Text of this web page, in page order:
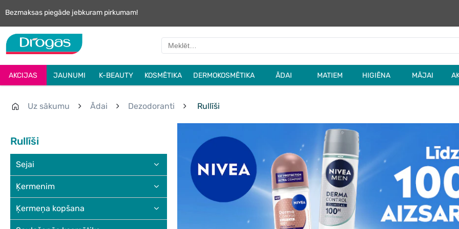
Bezmaksas piegāde jebkuram pirkumam!
AKCIJAS JAUNUMI K-BEAUTY KOSMĒTIKA DERMOKOSMĒTIKA ĀDAI MATIEM HIGIĒNA MĀJAI
Uz sākumu Ādai Dezodoranti Rullīši
Rullīši
Sejai
Ķermenim
Ķermeņa kopšana